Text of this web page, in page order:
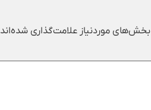
بخش‌های موردنیاز علامت‌گذاری شده‌اند